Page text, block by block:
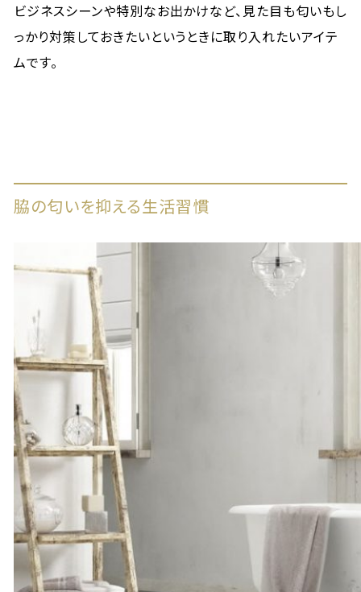
ビジネスシーンや特別なお出かけなど、見た目も匂いもし
っかり対策しておきたいというときに取り入れたいアイテ
ムです。
脇の匂いを抑える生活習慣